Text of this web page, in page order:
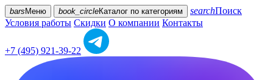
bars Меню book_circleКаталог по категориям searchПоиск
Условия работы Скидки О компании Контакты
+7 (495) 921-39-22